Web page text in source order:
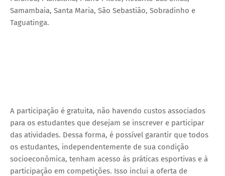
Samambaia, Santa Maria, São Sebastião, Sobradinho e
Taguatinga.
A participação é gratuita, não havendo custos associados
para os estudantes que desejam se inscrever e participar
das atividades. Dessa forma, é possível garantir que todos
os estudantes, independentemente de sua condição
socioeconômica, tenham acesso às práticas esportivas e à
participação em competições. Isso inclui a oferta de